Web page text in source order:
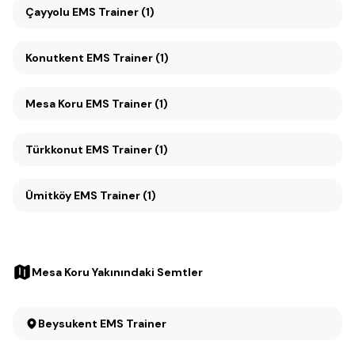
Çayyolu EMS Trainer (1)
Konutkent EMS Trainer (1)
Mesa Koru EMS Trainer (1)
Türkkonut EMS Trainer (1)
Ümitköy EMS Trainer (1)
Mesa Koru Yakınındaki Semtler
Beysukent EMS Trainer